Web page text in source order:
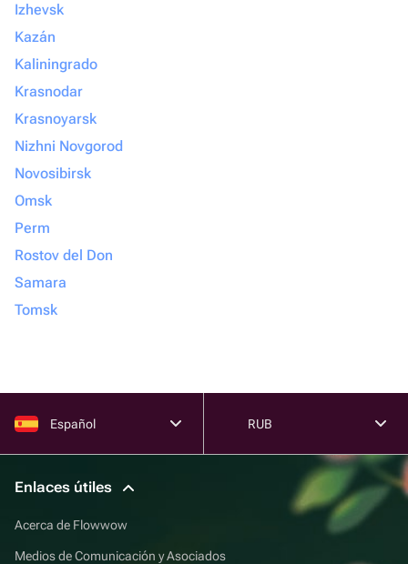
Izhevsk
Kazán
Kaliningrado
Krasnodar
Krasnoyarsk
Nizhni Novgorod
Novosibirsk
Omsk
Perm
Rostov del Don
Samara
Tomsk
Español RUB
Enlaces útiles
Acerca de Flowwow
Medios de Comunicación y Asociados